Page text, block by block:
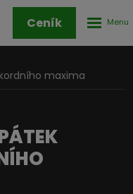
Přihlášení
Ceník
maxima